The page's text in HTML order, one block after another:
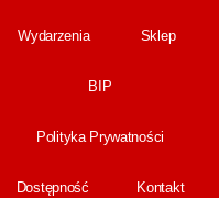
Wydarzenia Sklep
BIP
Polityka Prywatności
Dostępność Kontakt